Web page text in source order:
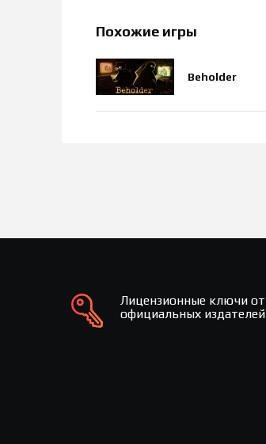
Похожие игры
Beholder
Лицензионные ключи от
официальных издателей